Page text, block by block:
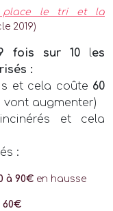
place le tri et la
2019)
fois sur 10 les
:
et cela coûte 60
augmenter)
et cela
:
à 90€ en hausse
60€